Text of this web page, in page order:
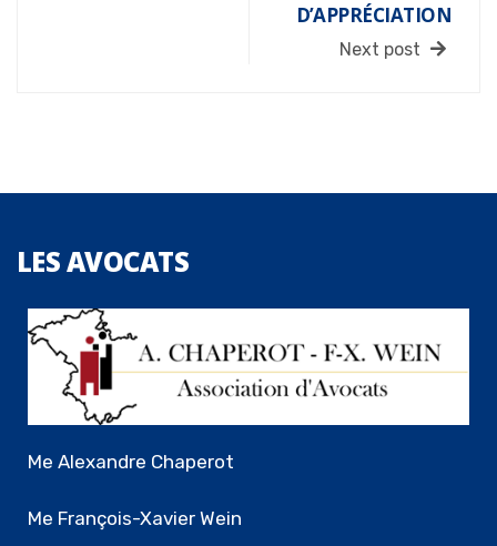
D’APPRÉCIATION
Next post
LESAVOCATS
Me Alexandre Chaperot
Me François-Xavier Wein